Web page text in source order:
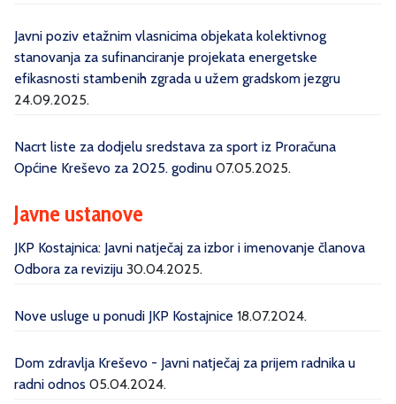
Javni poziv etažnim vlasnicima objekata kolektivnog
stanovanja za sufinanciranje projekata energetske
efikasnosti stambenih zgrada u užem gradskom jezgru
24.09.2025.
Nacrt liste za dodjelu sredstava za sport iz Proračuna
Općine Kreševo za 2025. godinu 07.05.2025.
Javne ustanove
JKP Kostajnica: Javni natječaj za izbor i imenovanje članova
Odbora za reviziju 30.04.2025.
Nove usluge u ponudi JKP Kostajnice 18.07.2024.
Dom zdravlja Kreševo - Javni natječaj za prijem radnika u
radni odnos 05.04.2024.